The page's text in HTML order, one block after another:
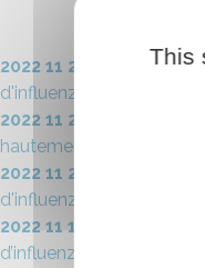
2022 11 22
Arrêté
d'influenza aviaire
2022 11 22
- Arrêté
hautement pathogène à
2022 11 22
Arrêté
d'influenza aviaire
2022 11 16
Arrêté
d’influenza aviaire
This